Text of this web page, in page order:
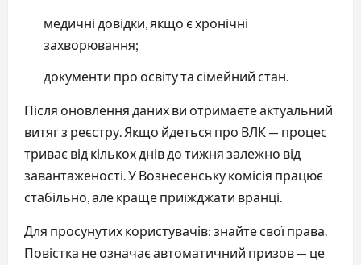
медичні довідки, якщо є хронічні
захворювання;
документи про освіту та сімейний стан.
Після оновлення даних ви отримаєте актуальний
витяг з реєстру. Якщо йдеться про ВЛК — процес
триває від кількох днів до тижня залежно від
завантаженості. У Вознесенську комісія працює
стабільно, але краще приїжджати вранці.
Для просунутих користувачів: знайте свої права.
Повістка не означає автоматичний призов — це